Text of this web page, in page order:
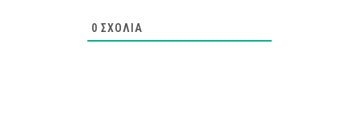
0 ΣΧΌΛΙΑ